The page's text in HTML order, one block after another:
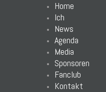
Home
Ich
News
Agenda
Media
Sponsoren
Fanclub
Kontakt